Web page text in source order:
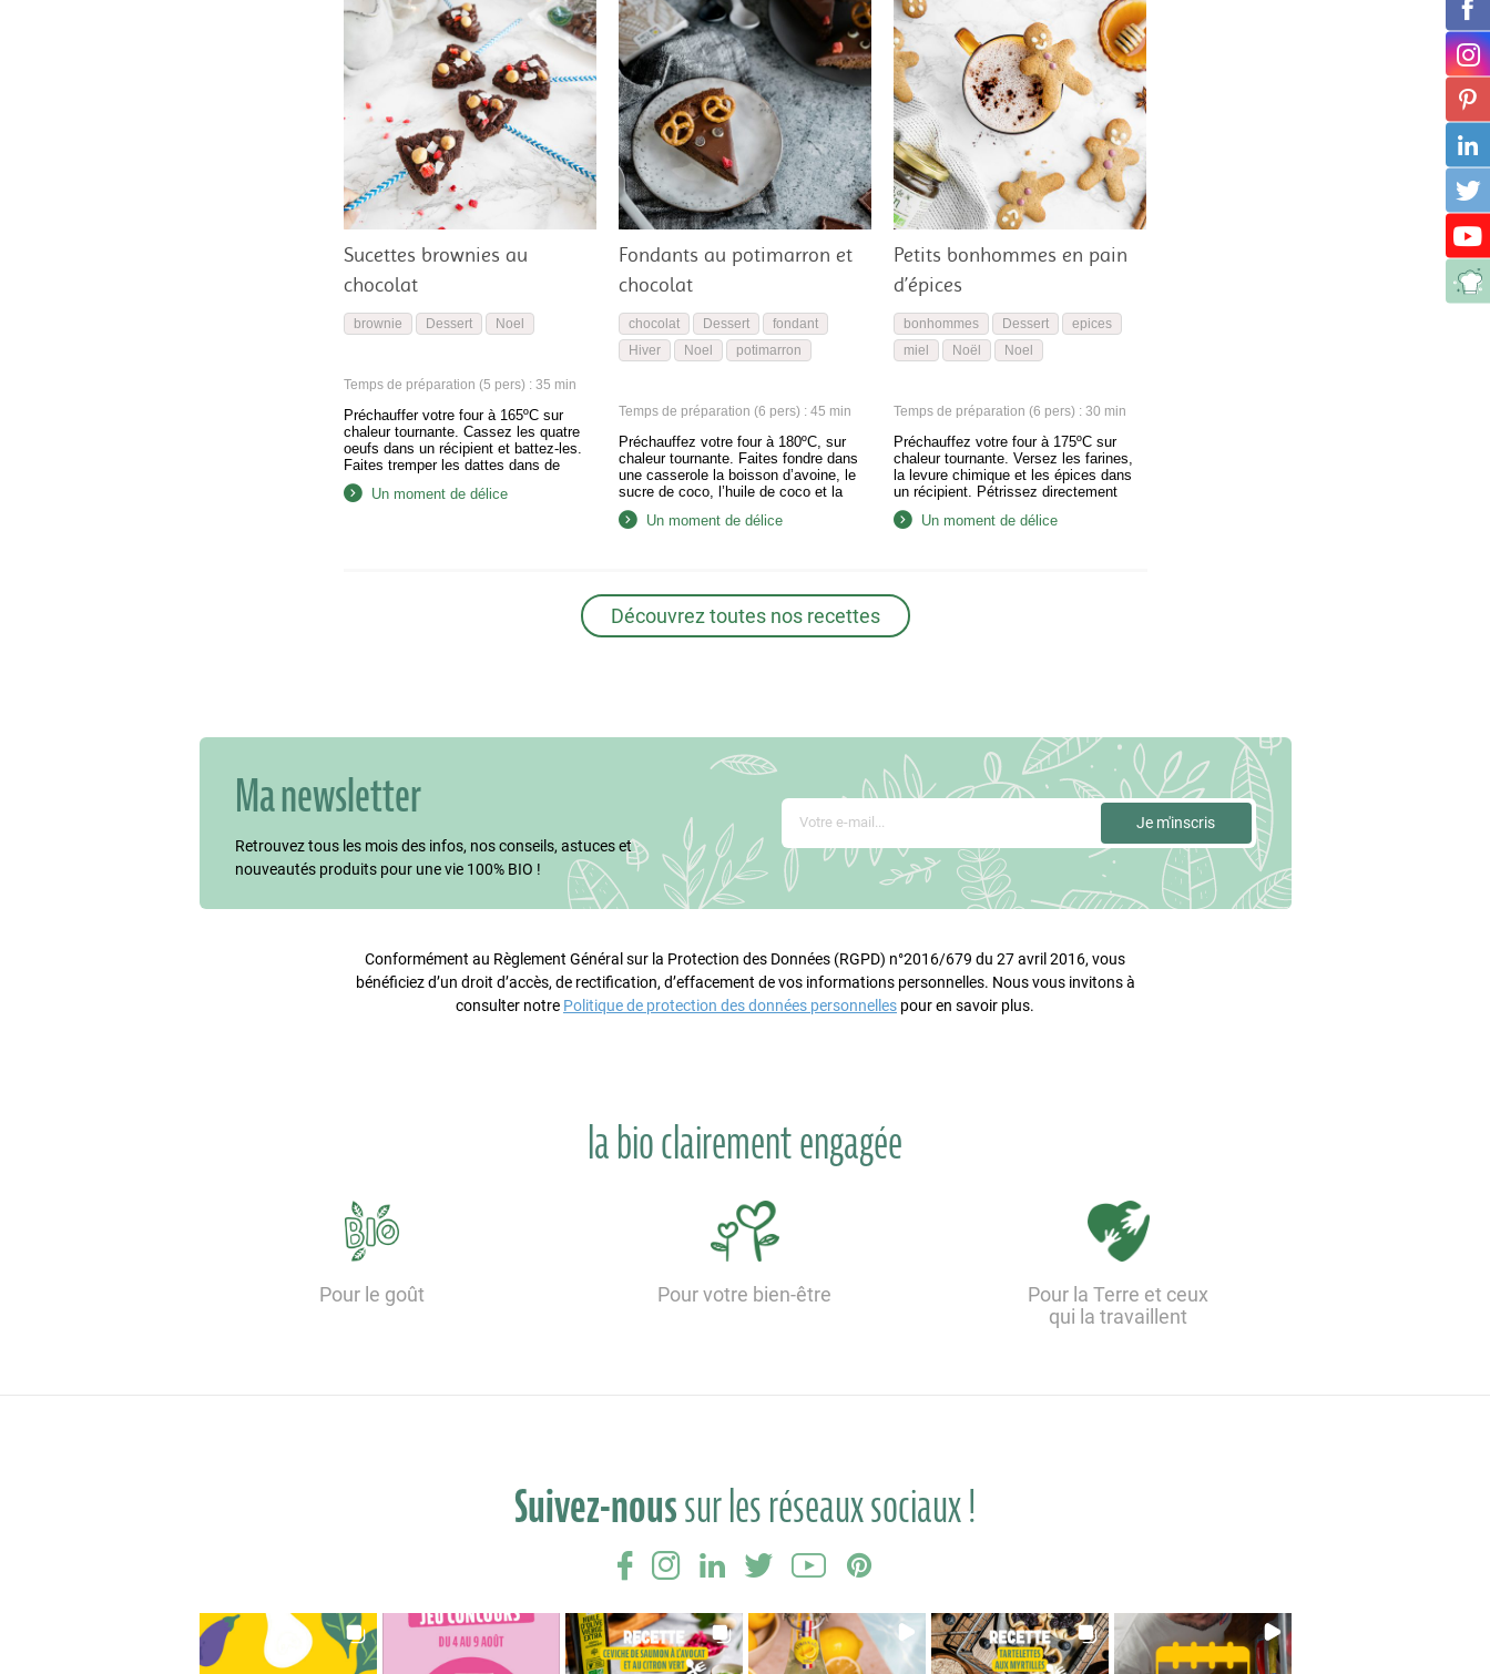
Sucettes brownies au
chocolat
brownie Dessert Noel
Temps de préparation (5 pers) : 35 min
Préchauffer votre four à 165ºC sur
chaleur tournante. Cassez les quatre
oeufs dans un récipient et battez-les.
Faites tremper les dattes dans de
l’huile de tournesol, pendant environ 20
minutes puis mixez-les dans un
Un moment de délice
Fondants au potimarron et
chocolat
chocolat Dessert
fondant
Hiver
Noel potimarron
Temps de préparation (6 pers) : 45 min
Préchauffez votre four à 180ºC, sur
chaleur tournante. Faites fondre dans
une casserole la boisson d’avoine, le
sucre de coco, l’huile de coco et la
vanille. Une fois le tout bien liquide et
uniforme, versez cela par dessus le
Un moment de délice
Petits bonhommes en pain
d’épices
bonhommes Dessert
epices
miel
Noël Noel
Temps de préparation (6 pers) : 30 min
Préchauffez votre four à 175ºC sur
chaleur tournante. Versez les farines,
la levure chimique et les épices dans
un récipient. Pétrissez directement
avec vos mains, en malaxant
énergiquement. Faites fondre votre
pétrissage jusqu’à ce que…
Un moment de délice
Découvrez toutes nos recettes
Ma newsletter
Retrouvez tous les mois des infos, nos conseils, astuces et
nouveautés produits pour une vie 100% BIO !
Conformément au Règlement Général sur la Protection des Données (RGPD) n°2016/679 du 27 avril 2016, vous
bénéficiez d’un droit d’accès, de rectification, d’effacement de vos informations personnelles. Nous vous invitons à
consulter notre Politique de protection des données personnelles pour en savoir plus.
la bio clairement engagée
Pour le goût Pour votre bien-être
Pour la Terre et ceux
qui la travaillent
Suivez-noussur les réseaux sociaux !